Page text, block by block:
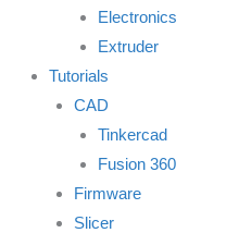
Electronics
Extruder
Tutorials
CAD
Tinkercad
Fusion 360
Firmware
Slicer